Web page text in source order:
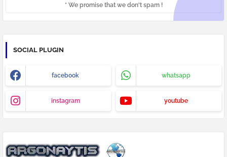
* We promise that we don't spam !
SOCIAL PLUGIN
facebook whatsapp
instagram youtube